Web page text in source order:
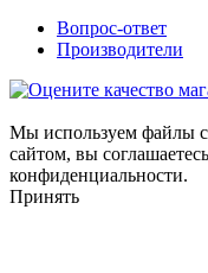
Вопрос-ответ
Производители
Мы используем файлы
сайтом, вы
конфиденциальности.
Принять